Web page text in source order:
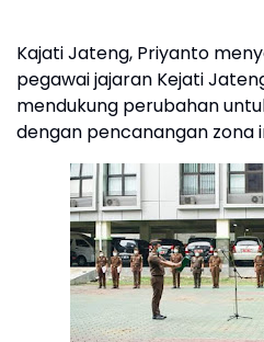
Kajati Jateng, Priyanto
pegawai jajaran Kejati
mendukung perubahan
dengan pencanangan zona